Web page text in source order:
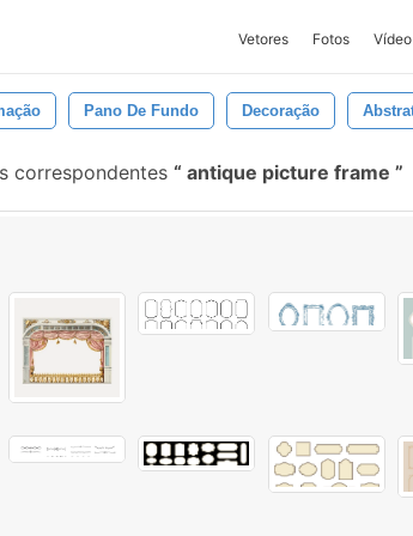
Vetores Fotos Vídeo
Pano De Fundo Decoração
correspondentes antique picture frame